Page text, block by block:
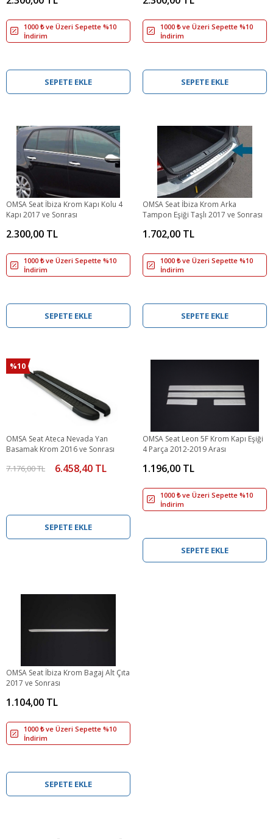
1000 ₺ ve Üzeri Sepette %10
İndirim
SEPETE EKLE
1000 ₺ ve Üzeri Sepette %10
İndirim
SEPETE EKLE
OMSA Seat İbiza Krom Kapı Kolu 4
Kapı 2017 ve Sonrası
2.300,00 TL
1000 ₺ ve Üzeri Sepette %10
İndirim
SEPETE EKLE
OMSA Seat İbiza Krom Arka
Tampon Eşiği Taşlı 2017 ve Sonrası
1.702,00 TL
1000 ₺ ve Üzeri Sepette %10
İndirim
SEPETE EKLE
%10
OMSA Seat Ateca Nevada Yan
Basamak Krom 2016 ve Sonrası
7.176,00 TL 6.458,40 TL
SEPETE EKLE
OMSA Seat Leon 5F Krom Kapı Eşiği
4 Parça 2012-2019 Arası
1.196,00 TL
1000 ₺ ve Üzeri Sepette %10
İndirim
SEPETE EKLE
OMSA Seat İbiza Krom Bagaj Alt Çıta
2017 ve Sonrası
1.104,00 TL
1000 ₺ ve Üzeri Sepette %10
İndirim
SEPETE EKLE